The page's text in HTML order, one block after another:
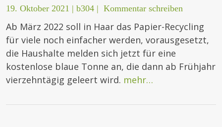
19. Oktober 2021 | b304 | Kommentar schreiben
Ab März 2022 soll in Haar das Papier-Recycling
für viele noch einfacher werden, vorausgesetzt,
die Haushalte melden sich jetzt für eine
kostenlose blaue Tonne an, die dann ab Frühjahr
vierzehntägig geleert wird. mehr…